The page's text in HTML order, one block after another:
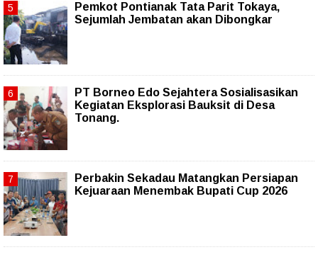
Pemkot Pontianak Tata Parit Tokaya,
Sejumlah Jembatan akan Dibongkar
PT Borneo Edo Sejahtera Sosialisasikan
Kegiatan Eksplorasi Bauksit di Desa
Tonang.
Perbakin Sekadau Matangkan Persiapan
Kejuaraan Menembak Bupati Cup 2026